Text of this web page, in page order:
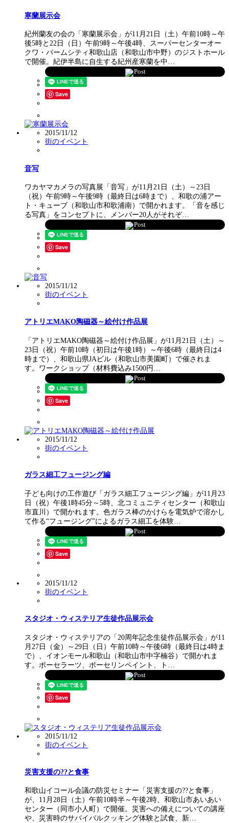
寒蘭展示会
紀州蘭友の会の「寒蘭展示会」が11月21日（土）午前10時～午
後5時と22日（日）午前9時～午後4時、スーパーセンターオー
クワ・パームシティ和歌山店（和歌山市中野）のジストホール
で開催。紀伊半島に自生する紀州産寒蘭を中…
Post
Save
2015/11/12
街のイベント
音写
ワカヤマカメラの写真展「音写」が11月21日（土）～23日
（祝）午前9時～午後9時（最終日は6時まで）、和歌の浦アー
ト・キューブ（和歌山市和歌浦南）で開かれます。「音を感じ
る写真」をコンセプトに、メンバー20人がそれぞ…
Post
Save
2015/11/12
街のイベント
アトリエMAKO陶磁器～絵付け作品展
「アトリエMAKO陶磁器～絵付け作品展」が11月21日（土）～
23日（祝）午前10時（初日は午後1時）～午後6時（最終日は4
時まで）、和歌山県JAビル（和歌山市美園町）で催されま
す。ワークショップ（材料費込み1500円…
Post
Save
2015/11/12
街のイベント
ガラス細工フュージング編
子ども向けの工作遊び「ガラス細工フュージング編」が11月23
日（祝）午後1時45分～5時、北コミュニティセンター（和歌山
市直川）で開かれます。色ガラス棒のかけらを電気炉で溶かし
て作る“フュージング”によるガラス細工を体験…
Post
Save
2015/11/12
街のイベント
スタジオ・ウィステリア生徒作品展示会
スタジオ・ウィステリアの「20周年記念生徒作品展示会」が11
月27日（金）～29日（日）午前10時～午後6時（最終日は4時ま
で）、イオンモール和歌山（和歌山市中字楠谷）で開かれま
す。ポーセラーツ、ポーセリンペイント、ト…
Post
Save
2015/11/12
街のイベント
災害支援の??と食事
和歌山イコール会議の防災セミナー「災害支援の??と食事」
が、11月28日（土）午前10時半～午後2時、和歌山市あいあい
センター（同市小人町）で開催。災害への備えについての講座
や、災害時のサバイバルクッキング体験と試食、新…